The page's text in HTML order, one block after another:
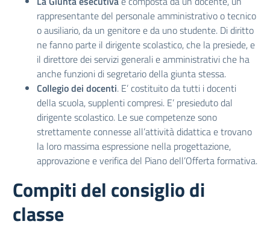
rappresentante del personale amministrativo o tecnico
o ausiliario, da un genitore e da uno studente. Di diritto
ne fanno parte il dirigente scolastico, che la presiede, e
il direttore dei servizi generali e amministrativi che ha
anche funzioni di segretario della giunta stessa.
Collegio dei docenti. E’ costituito da tutti i docenti
della scuola, supplenti compresi. E’ presieduto dal
dirigente scolastico. Le sue competenze sono
strettamente connesse all’attività didattica e trovano
la loro massima espressione nella progettazione,
approvazione e verifica del Piano dell’Offerta formativa.
Compiti del consiglio di
classe